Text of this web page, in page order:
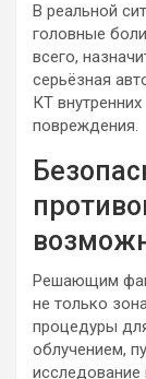
В реальной
головные
всего,
серьёзная
КТ
повреждения.
Решающим
не только
процедуры
облучением,